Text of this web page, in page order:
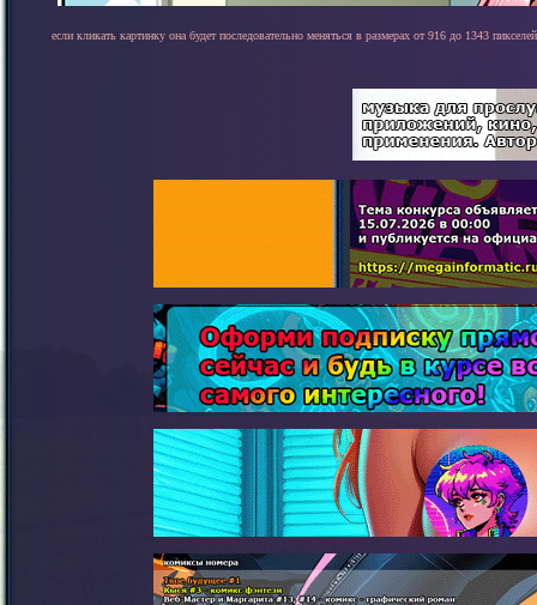
если кликать картинку она будет последовательно меняться в размерах от 916 до 1343